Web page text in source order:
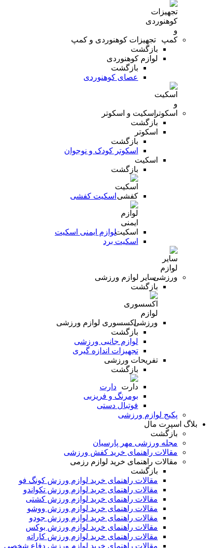
تجهیزات کوهنوردی و کمپ
بازگشت
لوازم کوهنوردی
بازگشت
عصای کوهنوردی
اسکیت و اسکوتر
بازگشت
اسکوتر
بازگشت
اسکوتر کودک و نوجوان
اسکیت
بازگشت
اسکیت کفشی
لوازم ایمنی اسکیت
اسکیت برد
سایر لوازم ورزشی
بازگشت
اکسسوری لوازم ورزشی
بازگشت
لوازم جانبی ورزشی
تجهیزات اندازه گیری
تفریحات ورزشی
بازگشت
دارت
بومرنگ و فریزبی
فوتبال دستی
پکیج لوازم ورزشی
بلاگ اسپرت مال
بازگشت
مجله ورزشی مهر پارسیان
مقالات راهنمای خرید کفش ورزشی
مقالات راهنمای خرید لوازم رزمی
بازگشت
مقالات راهنمای خرید لوازم ورزش کونگ فو
مقالات راهنمای خرید لوازم ورزش تکواندو
مقالات راهنمای خرید لوازم ورزش کشتی
مقالات راهنمای خرید لوازم ورزش ووشو
مقالات راهنمای خرید لوازم ورزش جودو
مقالات راهنمای خرید لوازم ورزش بوکس
مقالات راهنمای خرید لوازم ورزش کاراته
مقالات راهنمای خرید لوازم ورزش دفاع شخصی